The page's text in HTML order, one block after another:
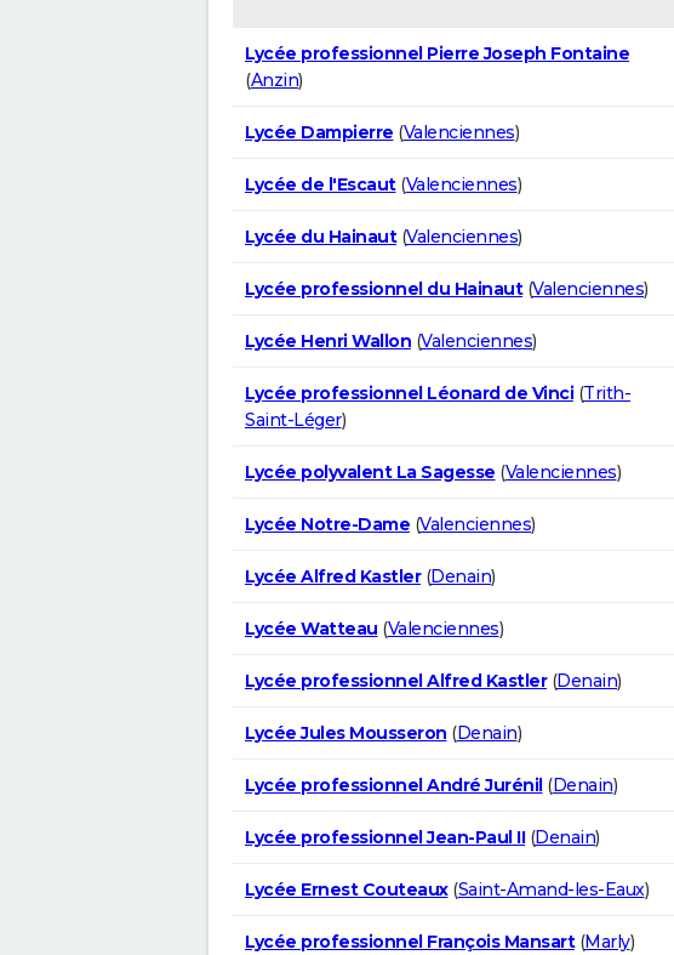
Lycée professionnel Pierre Joseph Fontaine
(Anzin)
Lycée Dampierre (Valenciennes)
Lycée de l'Escaut(Valenciennes)
Lycée du Hainaut(Valenciennes)
Lycée professionnel du Hainaut(Valenciennes)
Lycée Henri Wallon (Valenciennes)
Lycée professionnel Léonard de Vinci(Trith-
Saint-Léger)
Lycée polyvalent La Sagesse (Valenciennes)
Lycée Notre-Dame (Valenciennes)
Lycée Alfred Kastler(Denain)
Lycée Watteau (Valenciennes)
Lycée professionnel Alfred Kastler(Denain)
Lycée Jules Mousseron (Denain)
Lycée professionnel André Jurénil(Denain)
Lycée professionnel Jean-Paul II(Denain)
Lycée Ernest Couteaux(Saint-Amand-les-Eaux)
Lycée professionnel François Mansart(Marly)